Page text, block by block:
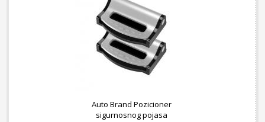
Auto Brand Pozicioner
sigurnosnog pojasa